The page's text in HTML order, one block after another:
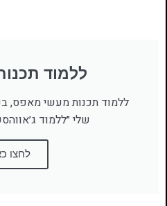
ללמוד
ללמוד תכנות מעשי מאפס,
שלי ״ללמוד
לחצו